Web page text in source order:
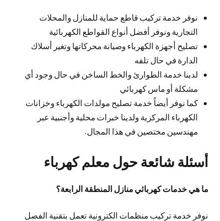
نوفر خدمة تركيب قاطع حماية للمنازل والمحلات
التجارية ونوفر أفضل أنواع القواطع الكهربائية
تصليح أجهزة الكهرباء وصيانة محركاتها وتغير أسلاك
الدارة في حال تلفه
لدينا خدمة الطوارئ والخط الساخن في حال وجود أي
مشكلة أو ماس كهربائي
كما نوفر أيضاً خدمة تصليح مولدات الكهرباء وخزانات
الكهرباء المركزية ولدينا خبرات محلية وأجنبية عبر
مهندسين مختصين في هذا المجال.
أسئلة شائعة حول معلم كهرباء
ما هي خدمات كهربائي منازل المنطقة الرابعة؟
نوفر خدمة تركيب منظمات الكترونية تعمل بتقنية الفصل